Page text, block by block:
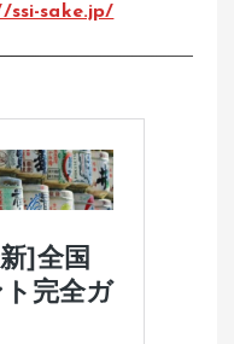
ssi-sake.jp/